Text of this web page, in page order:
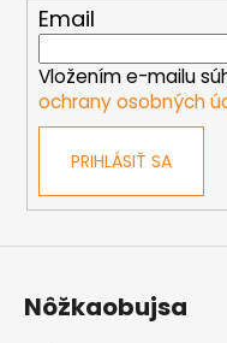
Email
Vložením e-mailu
ochrany osobných
PRIHLÁSIŤ SA
Nôžkaobujsa